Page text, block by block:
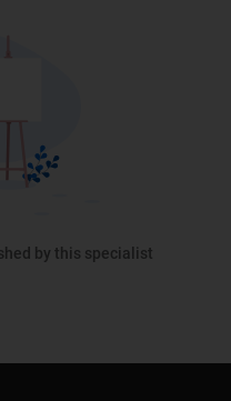
by this specialist